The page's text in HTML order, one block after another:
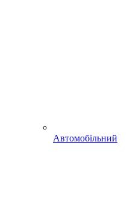
Автомобільний